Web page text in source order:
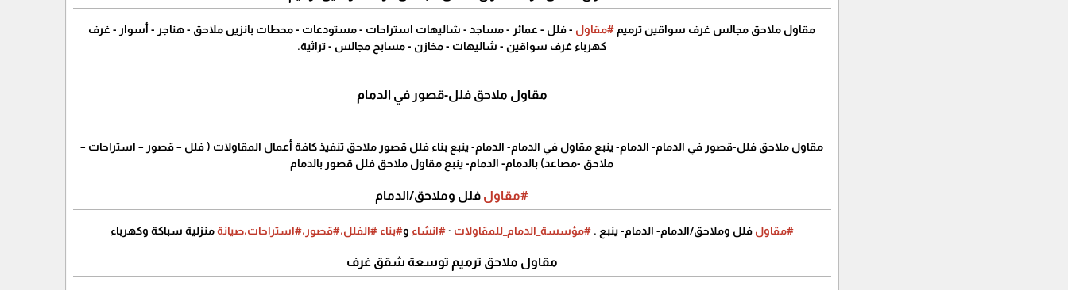
مقاول ملاحق مجالس غرف سواقين ترميم #‏مقاول - فلل - عمائر - مساجد - شاليهات استراحات - مستودعات - محطات بانزين ملاحق - هناجر - أسوار - غرف
كهرباء غرف سواقين - شاليهات - مخازن - مسابح مجالس - تراثية.
مقاول ملاحق فلل-قصور في الدمام
مقاول ملاحق فلل-قصور في الدمام- الدمام- ينبع مقاول في الدمام- الدمام- ينبع بناء فلل قصور ملاحق تنفيذ كافة أعمال المقاولات ( فلل – قصور – استراحات –
ملاحق -مصاعد) بالدمام- الدمام- ينبع مقاول ملاحق فلل قصور بالدمام
#مقاول فلل وملاحق/الدمام
#مقاول فلل وملاحق/الدمام- الدمام- ينبع .#مؤسسة_الدمام_للمقاولات ·#انشاء و#بناء #الفلل،#قصور،#استراحات،صيانةمنزلية سباكة وكهرباء
مقاول ملاحق ترميم توسعة شقق غرف